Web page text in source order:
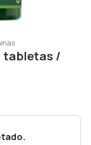
tabletas /